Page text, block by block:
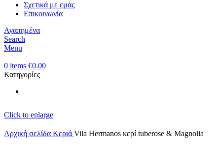
Σχετικά με εμάς
Επικοινωνία
Αγαπημένα
Search
Menu
0 items €0.00
Κατηγορίες
Click to enlarge
Αρχική σελίδα Κεριά Vila Hermanos κερί tuberose & Magnolia